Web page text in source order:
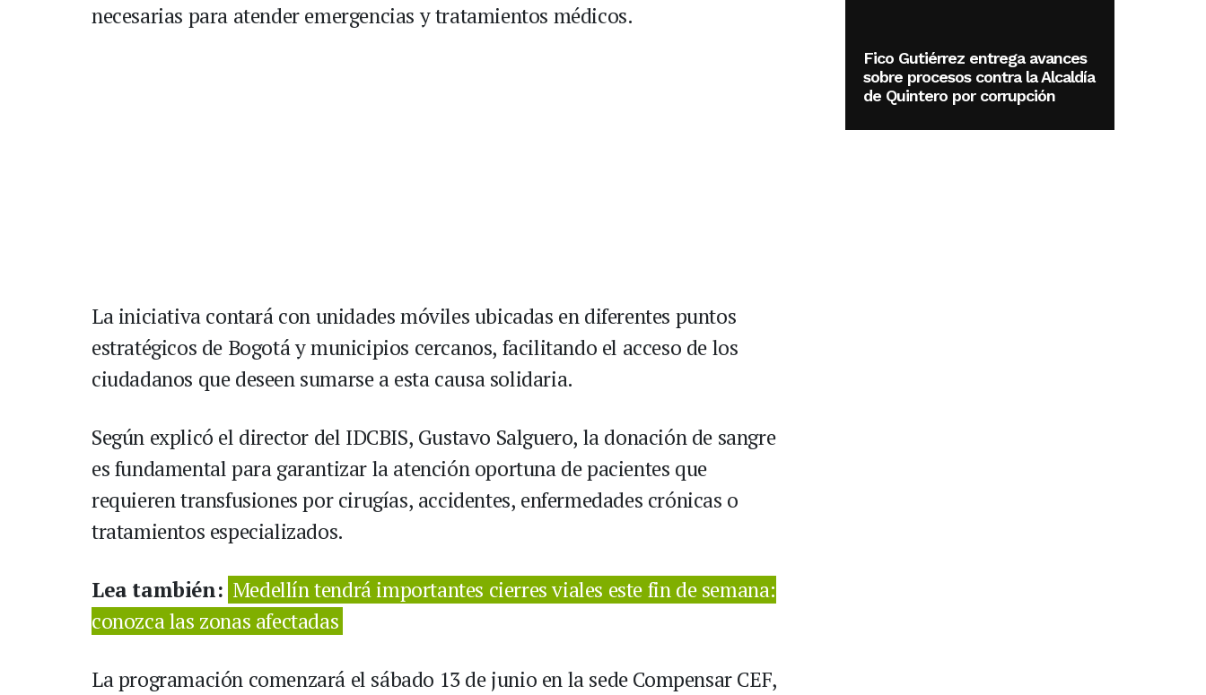
necesarias para atender emergencias y tratamientos médicos.
La iniciativa contará con unidades móviles ubicadas en diferentes puntos
estratégicos de Bogotá y municipios cercanos, facilitando el acceso de los
ciudadanos que deseen sumarse a esta causa solidaria.
Según explicó el director del IDCBIS, Gustavo Salguero, la donación de sangre
es fundamental para garantizar la atención oportuna de pacientes que
requieren transfusiones por cirugías, accidentes, enfermedades crónicas o
tratamientos especializados.
Lea también: Medellín tendrá importantes cierres viales este fin de semana:
conozca las zonas afectadas
La programación comenzará el sábado 13 de junio en la sede Compensar CEF,
Fico Gutiérrez entrega avances
sobre procesos contra la Alcaldía
de Quintero por corrupción